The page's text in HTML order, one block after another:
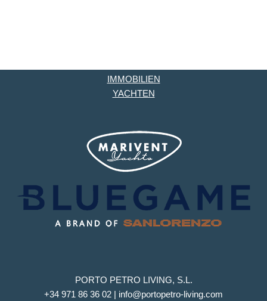
IMMOBILIEN
YACHTEN
PORTO PETRO LIVING, S.L.
+34 971 86 36 02 | info@portopetro-living.com